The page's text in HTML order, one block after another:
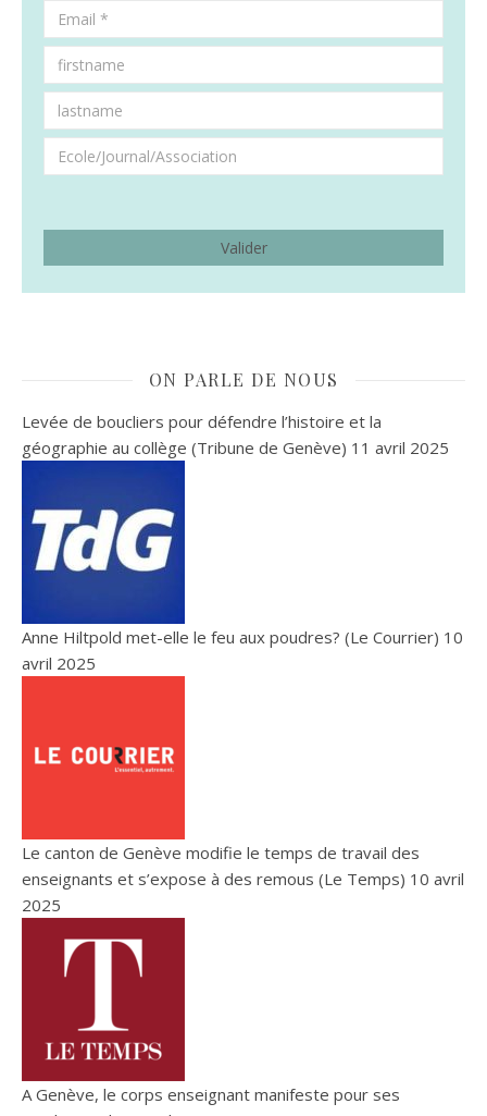
ON PARLE DE NOUS
Levée de boucliers pour défendre l’histoire et la
géographie au collège (Tribune de Genève) 11 avril 2025
Anne Hiltpold met-elle le feu aux poudres? (Le Courrier) 10
avril 2025
Le canton de Genève modifie le temps de travail des
enseignants et s’expose à des remous (Le Temps) 10 avril
2025
A Genève, le corps enseignant manifeste pour ses